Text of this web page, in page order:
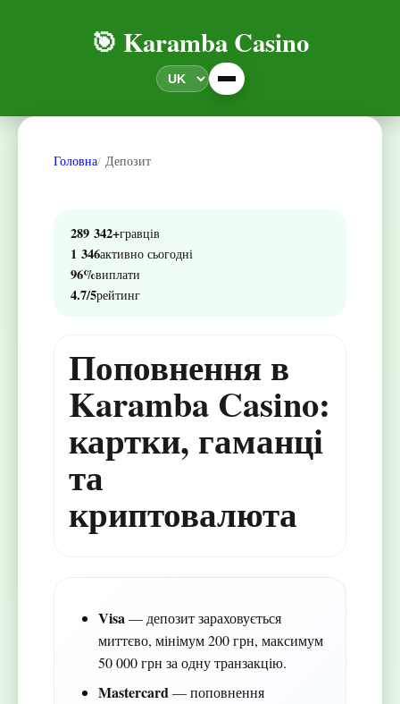
🎯 Karamba Casino
Головна Депозит
289 342+гравців
1 346активно сьогодні
96%виплати
4.7/5рейтинг
Поповнення в
Karamba Casino:
картки, гаманці
та
криптовалюта
Visa — депозит зараховується
миттєво, мінімум 200 грн, максимум
50 000 грн за одну транзакцію.
Mastercard — поповнення